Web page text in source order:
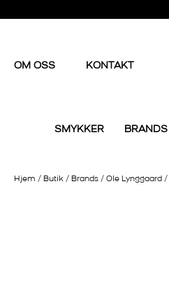
OM OSS KONTAKT
SMYKKER BRANDS
Hjem / Butik / Brands / Ole Lynggaard /